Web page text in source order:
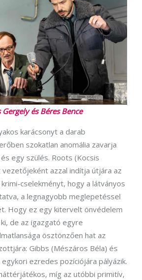
Gergely és Béres Bence
karácsonyt a darab
szokatlan anomália zavarja
egy szülés. Roots (Kocsis
azzal indítja útjára az
cselekményt, hogy a látványos
a legnagyobb meglepetéssel
Hogy ez egy kitervelt önvédelem
de az igazgató egyre
ösztönzően hat az
Gibbs (Mészáros Béla) és
egykori ezredes pozíciójára pályázik.
míg az utóbbi primitív,